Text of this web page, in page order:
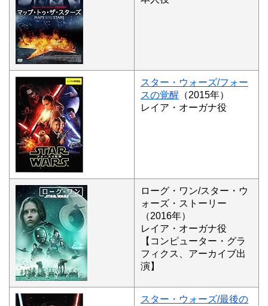
スター・ウォーズ/フォー
スの覚醒 （2015年）
レイア・オーガナ役
ローグ・ワン/スター・ウ
ォーズ・ストーリー
（2016年）
レイア・オーガナ役
【コンピューター・グラ
フィクス、アーカイブ出
演】
スター・ウォーズ/最後の